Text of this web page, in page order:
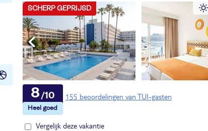
SCHERP GEPRIJSD
155 beoordelingen van TUI-gasten
8
Vergelijk deze vakantie